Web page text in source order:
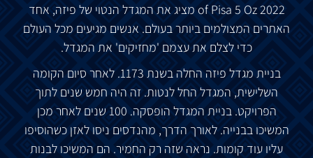
of Pisa 5 Oz 2022 מציג את המגדל הנטוי של פיזה, אחד
האתרים המצולמים ביותרבעולם. אנשים מגיעים מכל העולם
כדי לצלם אתעצמם 'מחזיקים' את המגדל.
בניית מגדל פיזה החלה בשנת לאחר סיום הקומה
השלישית, המגדל החללנטות. זה היה חמש שנים לתוך
הפרויקט.בניית המגדל הופסקה. 100 שנים לאחר מכן
המשיכו בבנייה.לאורך הדרך, מהנדסים ניסו לאזן כשהוסיפו
עליו עוד קומות. נראה שזה רק החמיר. הם המשיכו לבנות